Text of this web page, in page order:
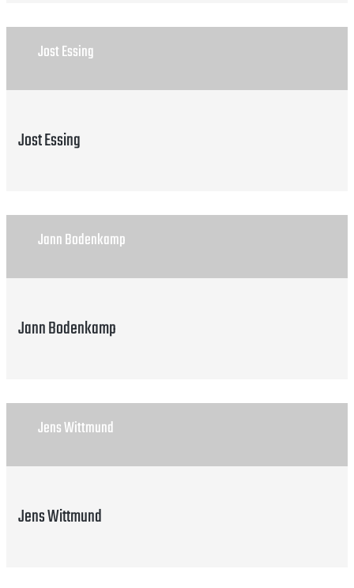
Jost Essing
Jost Essing
Jann Bodenkamp
Jann Bodenkamp
Jens Wittmund
Jens Wittmund